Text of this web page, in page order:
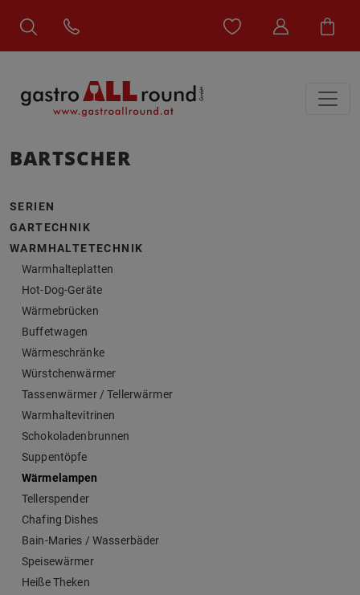
BARTSCHER
SERIEN
GARTECHNIK
WARMHALTETECHNIK
Warmhalteplatten
Hot-Dog-Geräte
Wärmebrücken
Buffetwagen
Wärmeschränke
Würstchenwärmer
Tassenwärmer / Tellerwärmer
Warmhaltevitrinen
Schokoladenbrunnen
Suppentöpfe
Wärmelampen
Tellerspender
Chafing Dishes
Bain-Maries / Wasserbäder
Speisewärmer
Heiße Theken